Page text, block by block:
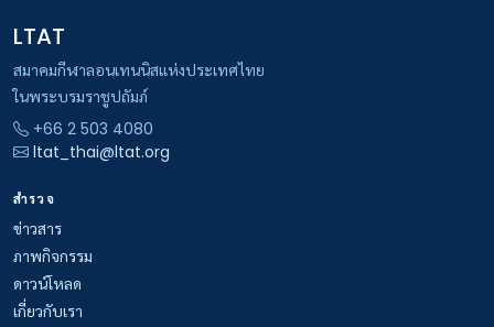
LTAT
สมาคมกีฬาลอนเทนนิสแห่งประเทศไทย
ในพระบรมราชูปถัมภ์
+66 2 503 4080
ltat_thai@ltat.org
สำรวจ
ข่าวสาร
ภาพกิจกรรม
ดาวน์โหลด
เกี่ยวกับเรา